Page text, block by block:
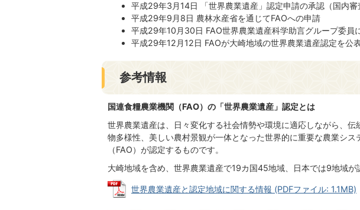
平成29年3月14日 「世界農業遺産」認定申請の承認（国内
平成29年9月8日 農林水産省を通じてFAOへの申請
平成29年10月30日 FAO世界農業遺産科学助言グループ委員
平成29年12月12日 FAOが大崎地域の世界農業遺産認定を公
参考情報
国連食糧農業機関（FAO）の「世界農業遺産」認定とは
世界農業遺産は、日々変化する社会情勢や環境に適応しながら、
物多様性、美しい農村景観が一体となった世界的に重要な農業シ
（FAO）が認定するものです。
大崎地域を含め、世界農業遺産で19カ国45地域、日本では9地域が
世界農業遺産と認定地域に関する情報 (PDFファイル: 1.1MB)